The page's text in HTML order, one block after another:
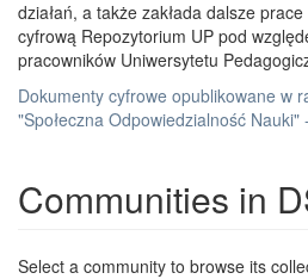
działań, a także zakłada dalsze
cyfrową Repozytorium UP pod
pracowników Uniwersytetu
Dokumenty cyfrowe opublikowane w
"Społeczna Odpowiedzialność
Communities in
Select a community to browse its